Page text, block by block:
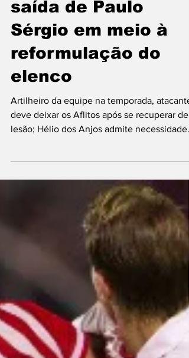
Náutico prepara
saída de Paulo
Sérgio em meio à
reformulação do
elenco
deve deixar os Aflitos após se recuperar de
de reduzir a folha salarial. Foto: Gabriel
França/CNC A reformulação do elenco do
Náutico segue em andamento e deve
mais um capítulo nos próximos dias. O
atacante Paulo Sérgio está próximo de
o clube, conforme indicou o técnico Hélio
dos Anjos após a derrota por 2 a 1 para o
pela Série B do Campeonato Brasileiro.
Durante a entrev